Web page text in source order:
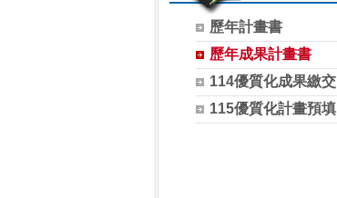
歷年計畫書
歷年成果計畫書
114優質化成果繳交
115優質化計畫預填